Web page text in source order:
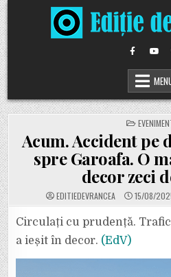
Skip
to
content
POSTED
IN
Acum. Accident pe
spre Garoafa. O
decor zeci
EDITIEDEVRANCEA 15/08/
Circulați cu prudență.
a ieșit în decor. (EdV)